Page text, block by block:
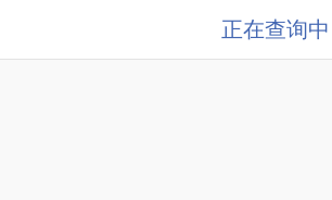
正在查询中